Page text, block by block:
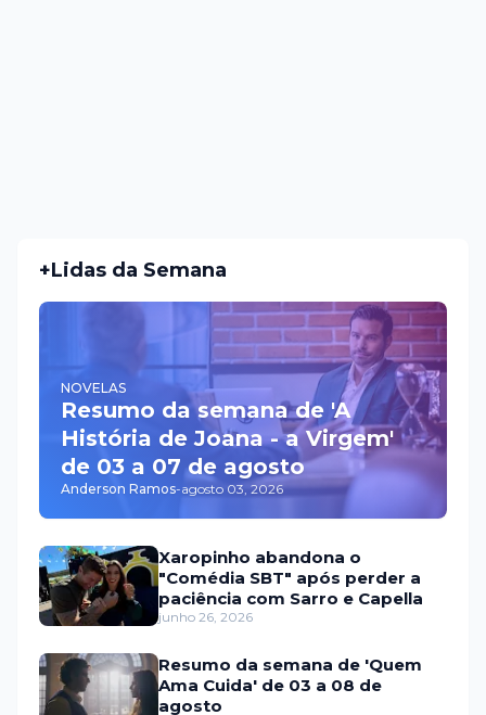
+Lidas da Semana
NOVELAS
Resumo da semana de 'A
História de Joana - a Virgem'
de 03 a 07 de agosto
Anderson Ramos-agosto 03, 2026
Xaropinho abandona o
"Comédia SBT" após perder a
paciência com Sarro e Capella
junho 26, 2026
Resumo da semana de 'Quem
Ama Cuida' de 03 a 08 de
agosto